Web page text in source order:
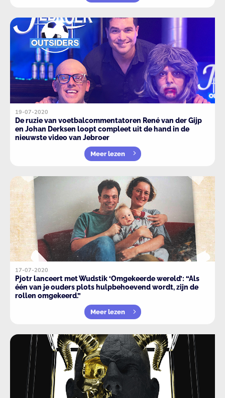
19-07-2020
De ruzie van voetbalcommentatoren René van der Gijp
en Johan Derksen loopt compleet uit de hand in de
nieuwste video van Jebroer
Meer lezen
17-07-2020
Pjotr lanceert met Wudstik ‘Omgekeerde wereld’: “Als
één van je ouders plots hulpbehoevend wordt, zijn de
rollen omgekeerd.”
Meer lezen